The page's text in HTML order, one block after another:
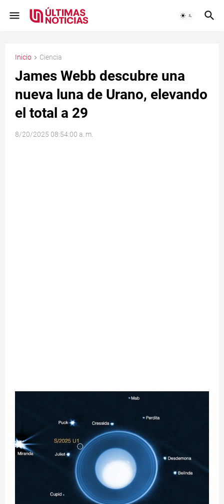
Inicio Ciencia
James Webb descubre una
nueva luna de Urano, elevando
el total a 29
8/20/2025 08:54:00 a. m.